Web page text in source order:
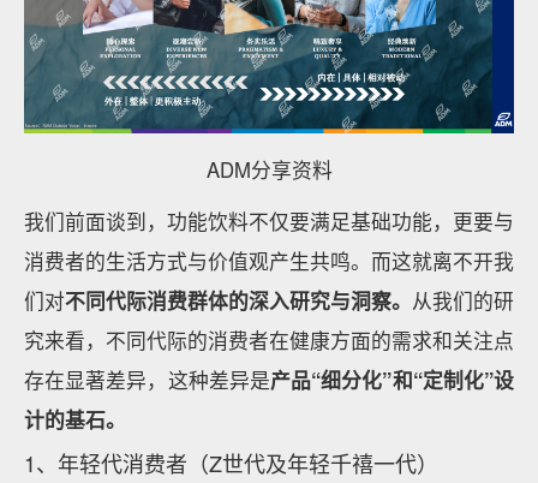
ADM分享资料
我们前面谈到，功能饮料不仅要满足基础功能，更要与
消费者的生活方式与价值观产生共鸣。而这就离不开我
们对不同代际消费群体的深入研究与洞察。 从我们的研
究来看，不同代际的消费者在健康方面的需求和关注点
存在显著差异，这种差异是产品“细分化”和“定制化”设
计的基石。
1、年轻代消费者（Z世代及年轻千禧一代）